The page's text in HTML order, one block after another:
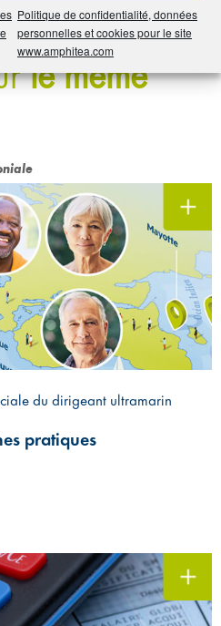
Politique de confidentialité, données
personnelles et cookies pour le site
www.amphitea.com
le même
du dirigeant ultramarin
pratiques